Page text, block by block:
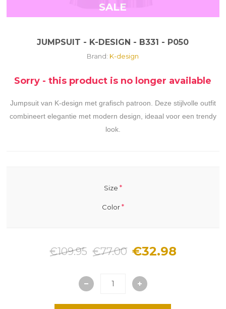
SALE
JUMPSUIT - K-DESIGN - B331 - P050
Brand: K-design
Sorry - this product is no longer available
Jumpsuit van K-design met grafisch patroon. Deze stijlvolle outfit
combineert elegantie met modern design, ideaal voor een trendy
look.
Size *
Color*
€109.95 €77.00 €32.98